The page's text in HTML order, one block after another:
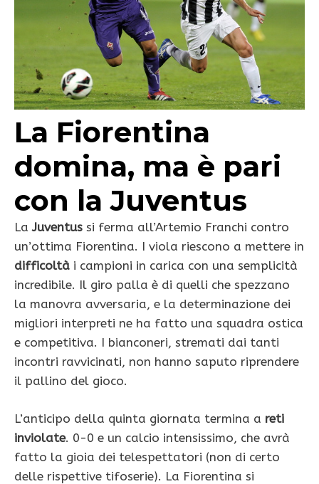
La Fiorentina
domina, ma è pari
con la Juventus
LaJuventus si ferma all’Artemio Franchi contro
un’ottima Fiorentina. I viola riescono a mettere in
difficoltà i campioni in carica con una semplicità
incredibile. Il giro palla è di quelli che spezzano
la manovra avversaria, e la determinazione dei
migliori interpreti ne ha fatto una squadra ostica
e competitiva. I bianconeri, stremati dai tanti
incontri ravvicinati, non hanno saputo riprendere
il pallino del gioco.
L’anticipo della quinta giornata termina a reti
inviolate. 0-0 e un calcio intensissimo, che avrà
fatto la gioia dei telespettatori (non di certo
delle rispettive tifoserie). La Fiorentina si